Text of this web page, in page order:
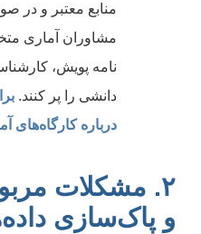
منابع معتبر و در
مشاوران آماری
نامه پویش،
دانشی را پر کنند.
درباره کارگاه‌های
۲. مشکلات
و پاک‌سازی